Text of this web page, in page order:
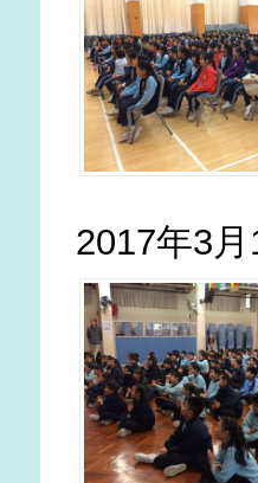
2017年3